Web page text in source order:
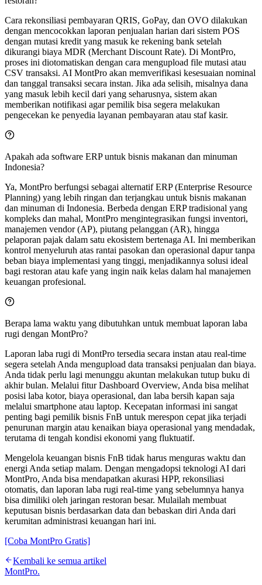
Cara rekonsiliasi pembayaran QRIS, GoPay, dan OVO dilakukan
dengan mencocokkan laporan penjualan harian dari sistem POS
dengan mutasi kredit yang masuk ke rekening bank setelah
dikurangi biaya MDR (Merchant Discount Rate). Di MontPro,
proses ini diotomatiskan dengan cara mengupload file mutasi atau
CSV transaksi. AI MontPro akan memverifikasi kesesuaian nominal
dan tanggal transaksi secara instan. Jika ada selisih, misalnya dana
yang masuk lebih kecil dari yang seharusnya, sistem akan
memberikan notifikasi agar pemilik bisa segera melakukan
pengecekan ke penyedia layanan pembayaran atau staf kasir.
Apakah ada software ERP untuk bisnis makanan dan minuman
Indonesia?
Ya, MontPro berfungsi sebagai alternatif ERP (Enterprise Resource
Planning) yang lebih ringan dan terjangkau untuk bisnis makanan
dan minuman di Indonesia. Berbeda dengan ERP tradisional yang
kompleks dan mahal, MontPro mengintegrasikan fungsi inventori,
manajemen vendor (AP), piutang pelanggan (AR), hingga
pelaporan pajak dalam satu ekosistem bertenaga AI. Ini memberikan
kontrol menyeluruh atas rantai pasokan dan operasional dapur tanpa
beban biaya implementasi yang tinggi, menjadikannya solusi ideal
bagi restoran atau kafe yang ingin naik kelas dalam hal manajemen
keuangan profesional.
Berapa lama waktu yang dibutuhkan untuk membuat laporan laba
rugi dengan MontPro?
Laporan laba rugi di MontPro tersedia secara instan atau real-time
segera setelah Anda mengupload data transaksi penjualan dan biaya.
Anda tidak perlu lagi menunggu akuntan melakukan tutup buku di
akhir bulan. Melalui fitur Dashboard Overview, Anda bisa melihat
posisi laba kotor, biaya operasional, dan laba bersih kapan saja
melalui smartphone atau laptop. Kecepatan informasi ini sangat
penting bagi pemilik bisnis FnB untuk merespon cepat jika terjadi
penurunan margin atau kenaikan biaya operasional yang mendadak,
terutama di tengah kondisi ekonomi yang fluktuatif.
Mengelola keuangan bisnis FnB tidak harus menguras waktu dan
energi Anda setiap malam. Dengan mengadopsi teknologi AI dari
MontPro, Anda bisa mendapatkan akurasi HPP, rekonsiliasi
otomatis, dan laporan laba rugi real-time yang sebelumnya hanya
bisa dimiliki oleh jaringan restoran besar. Mulailah membuat
keputusan bisnis berdasarkan data dan bebaskan diri Anda dari
kerumitan administrasi keuangan hari ini.
[Coba MontPro Gratis]
Kembali ke semua artikel
MontPro.